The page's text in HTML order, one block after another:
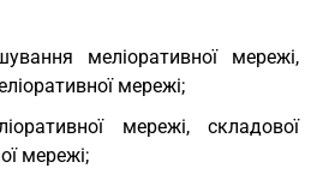
меліоративної мережі,
мережі;
мережі, складової
мережі;